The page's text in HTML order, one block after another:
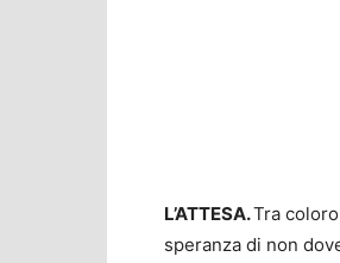
L’ATTESA.Tra
speranza di non